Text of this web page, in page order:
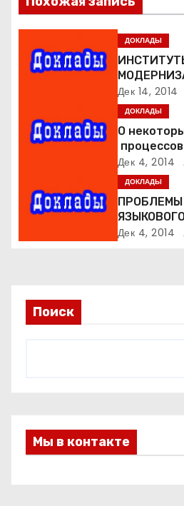
п
о
а
и
с
я
ДОКЛАДЫ
ОБЩЕСТВА
Дек 14, 2014
ДОКЛАДЫ
О
процессов
влияние на
культуру
Дек 4, 2014
ДОКЛАДЫ
Дек 4, 2014
Поиск
Мы в контакте